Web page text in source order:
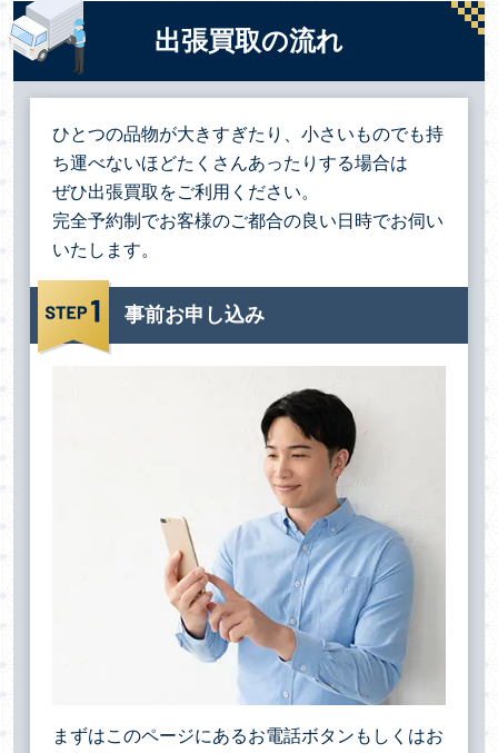
出張買取の流れ
ひとつの品物が大きすぎたり、小さいものでも持
ち運べないほどたくさんあったりする場合は
ぜひ出張買取をご利用ください。
完全予約制でお客様のご都合の良い日時でお伺い
いたします。
事前お申し込み
まずはこのページにあるお電話ボタンもしくはお